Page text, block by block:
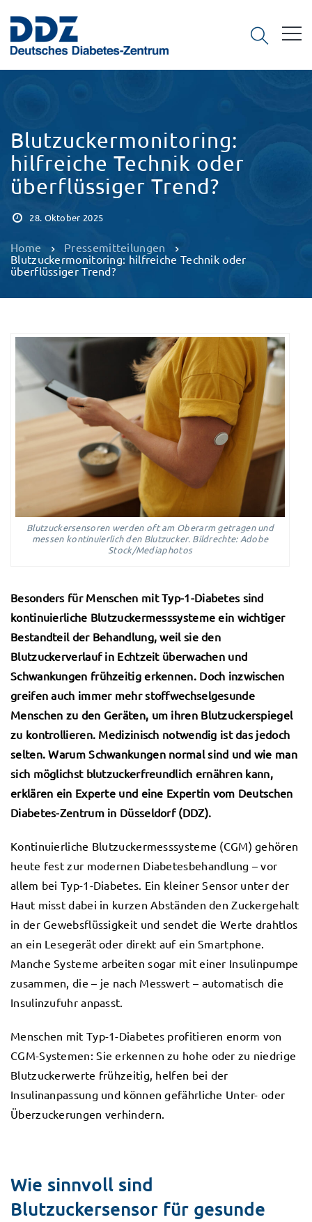
Blutzuckermonitoring:
hilfreiche Technik oder
überflüssiger Trend?
28. Oktober 2025
Home
Pressemitteilungen
Blutzuckermonitoring: hilfreiche Technik oder
überflüssiger Trend?
Blutzuckersensoren werden oft am Oberarm getragen und
messen kontinuierlich den Blutzucker. Bildrechte: Adobe
Stock/Mediaphotos
Besonders für Menschen mit Typ-1-Diabetes sind
kontinuierliche Blutzuckermesssysteme ein wichtiger
Bestandteil der Behandlung, weil sie den
Blutzuckerverlauf in Echtzeit überwachen und
Schwankungen frühzeitig erkennen. Doch inzwischen
greifen auch immer mehr stoffwechselgesunde
Menschen zu den Geräten, um ihren Blutzuckerspiegel
zu kontrollieren. Medizinisch notwendig ist das jedoch
selten. Warum Schwankungen normal sind und wie man
sich möglichst blutzuckerfreundlich ernähren kann,
erklären ein Experte und eine Expertin vom Deutschen
Diabetes-Zentrum in Düsseldorf (DDZ).
Kontinuierliche Blutzuckermesssysteme (CGM) gehören
heute fest zur modernen Diabetesbehandlung – vor
allem bei Typ-1-Diabetes. Ein kleiner Sensor unter der
Haut misst dabei in kurzen Abständen den Zuckergehalt
in der Gewebsflüssigkeit und sendet die Werte drahtlos
an ein Lesegerät oder direkt auf ein Smartphone.
Manche Systeme arbeiten sogar mit einer Insulinpumpe
zusammen, die – je nach Messwert – automatisch die
Insulinzufuhr anpasst.
Menschen mit Typ-1-Diabetes profitieren enorm von
CGM-Systemen: Sie erkennen zu hohe oder zu niedrige
Blutzuckerwerte frühzeitig, helfen bei der
Insulinanpassung und können gefährliche Unter- oder
Überzuckerungen verhindern.
Wie sinnvoll sind
Blutzuckersensor für gesunde